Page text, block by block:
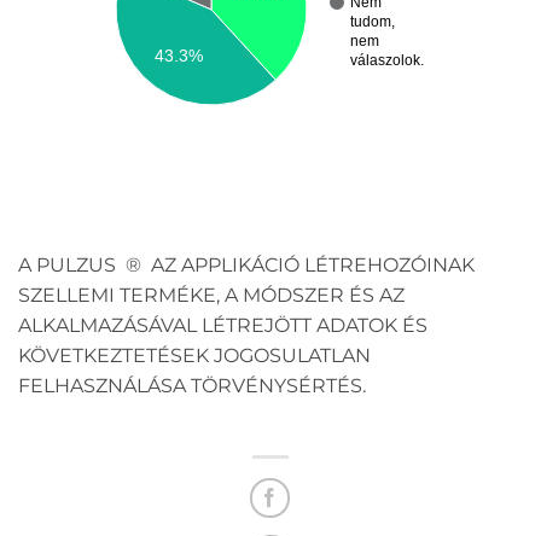
tudom,
nem
válaszolok.
43.3%
A PULZUS ® AZ APPLIKÁCIÓ LÉTREHOZÓINAK
SZELLEMI TERMÉKE, A MÓDSZER ÉS AZ
ALKALMAZÁSÁVAL LÉTREJÖTT ADATOK ÉS
KÖVETKEZTETÉSEK JOGOSULATLAN
FELHASZNÁLÁSA TÖRVÉNYSÉRTÉS.